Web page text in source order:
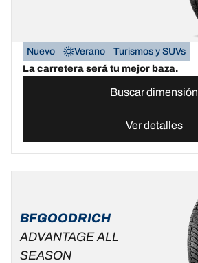
Nuevo Verano
Turismos y SUVs
La carretera será tu mejor baza.
Buscar dimensión
Ver detalles
BFGOODRICH
ADVANTAGE ALL
SEASON